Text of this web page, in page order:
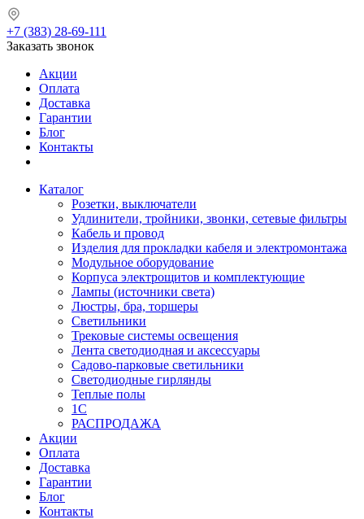
+7 (383) 28-69-111
Заказать звонок
Акции
Оплата
Доставка
Гарантии
Блог
Контакты
Каталог
Розетки, выключатели
Удлинители, тройники, звонки, сетевые фильтры
Кабель и провод
Изделия для прокладки кабеля и электромонтажа
Модульное оборудование
Корпуса электрощитов и комплектующие
Лампы (источники света)
Люстры, бра, торшеры
Светильники
Трековые системы освещения
Лента светодиодная и аксессуары
Садово-парковые светильники
Светодиодные гирлянды
Теплые полы
1С
РАСПРОДАЖА
Акции
Оплата
Доставка
Гарантии
Блог
Контакты